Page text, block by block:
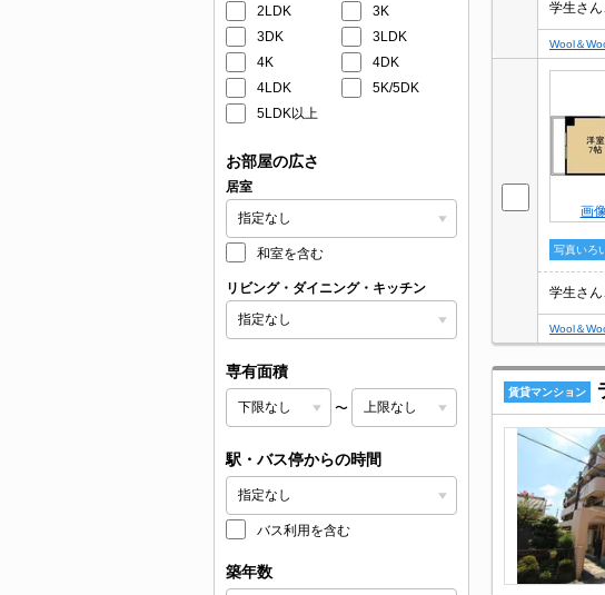
2LDK
3K
3DK
3LDK
4K
4DK
4LDK
5K/5DK
5LDK以上
お部屋の広さ
居室
和室を含む
リビング・ダイニング・キッチン
専有面積
〜
駅・バス停からの時間
バス利用を含む
築年数
学生さ
Wool＆
画
写真いろ
学生さ
Wool＆
賃貸マンション